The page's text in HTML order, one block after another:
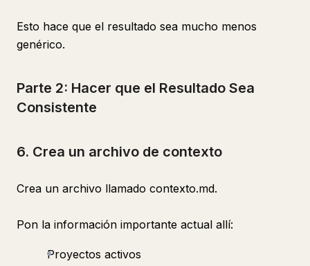
Esto hace que el resultado sea mucho menos
genérico.
Parte 2: Hacer que el Resultado Sea
Consistente
6. Crea un archivo de contexto
Crea un archivo llamado contexto.md.
Pon la información importante actual allí:
Proyectos activos